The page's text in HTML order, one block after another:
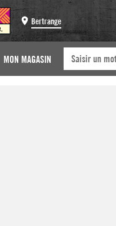
Bertrange
MON MAGASIN